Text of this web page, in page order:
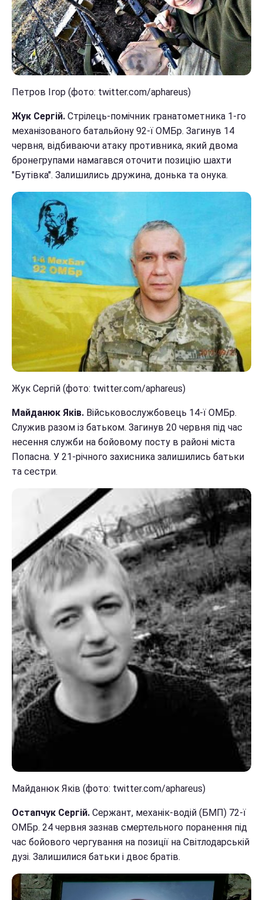
Петров Ігор (фото: twitter.com/aphareus)
Жук Сергій. Стрілець-помічник гранатометника 1-го
механізованого батальйону 92-ї ОМБр. Загинув 14
червня, відбиваючи атаку противника, який двома
бронегрупами намагався оточити позицію шахти
"Бутівка". Залишились дружина, донька та онука.
Жук Сергій (фото: twitter.com/aphareus)
Майданюк Яків. Військовослужбовець 14-ї ОМБр.
Служив разом із батьком. Загинув 20 червня під час
несення служби на бойовому посту в районі міста
Попасна. У 21-річного захисника залишились батьки
та сестри.
Майданюк Яків (фото: twitter.com/aphareus)
Остапчук Сергій. Сержант, механік-водій (БМП) 72-ї
ОМБр. 24 червня зазнав смертельного поранення під
час бойового чергування на позиції на Світлодарській
дузі. Залишилися батьки і двоє братів.